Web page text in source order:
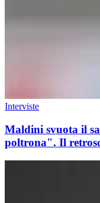
Interviste
Maldini svuota il
poltrona". Il